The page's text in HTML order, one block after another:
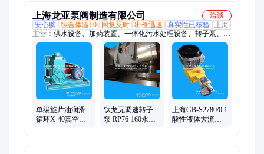
上海龙亚泵阀制造有限公司
洽谈
安心购
综合体验L0 回复及时 出价迅速 真实性已核验
上海
主营： 供水设备、加药装置、一体化污水处理设备、转子泵、计
量泵、液下泵、齿轮泵、隔膜泵、磁力泵、真空泵、螺杆泵、离
心泵、漩涡泵、自吸泵、化工泵、耐腐蚀泵、多级泵、排污泵、
卫生泵、油泵、柱塞泵、预制泵站、DG锅炉泵、定压补水装置
单级旋片油润滑
循环X-40真空泵
钛龙无调速转子
泵 RP76-160永磁
上海GB-S2780/0.1
酸性液体大流量